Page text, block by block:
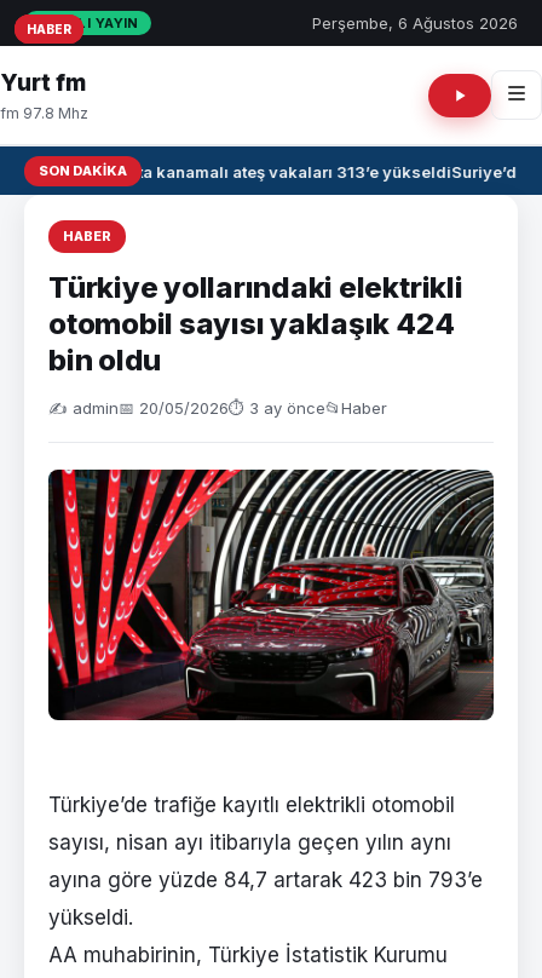
CANLI YAYIN Perşembe, 6 Ağustos 2026
Yurt fm
fm 97.8 Mhz
SON DAKIKAIrak’ta kanamalı ateş vakaları 313’e yükseldiSuriye’de
HABER
Türkiye yollarındaki elektrikli
otomobil sayısı yaklaşık 424
bin oldu
✍️ admin📅 20/05/2026⏱ 3 ay önce📂Haber
Türkiye’de trafiğe kayıtlı elektrikli otomobil
sayısı, nisan ayı itibarıyla geçen yılın aynı
ayına göre yüzde 84,7 artarak 423 bin 793’e
yükseldi.
AA muhabirinin, Türkiye İstatistik Kurumu
HABER
HABER
HABER